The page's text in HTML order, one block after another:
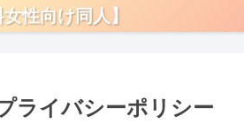
女性向け同人】
ライバシーポリシー